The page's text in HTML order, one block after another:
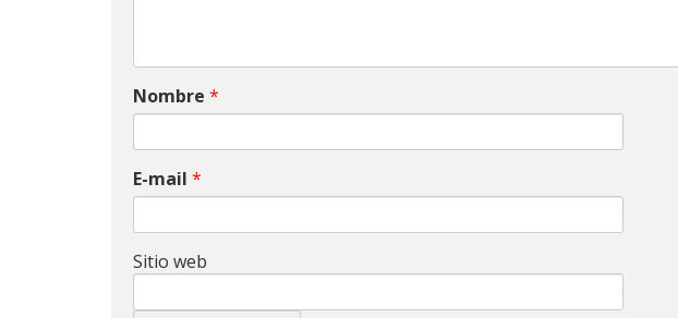
Nombre *
E-mail *
Sitio web